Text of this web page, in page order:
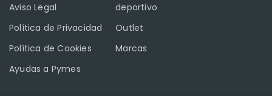
Aviso Legal
Política de Privacidad
Política de Cookies
Ayudas a Pymes
deportivo
Outlet
Marcas